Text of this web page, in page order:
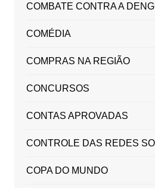
COMBATE CONTRA A
COMÉDIA
COMPRAS NA REGIÃO
CONCURSOS
CONTAS APROVADAS
CONTROLE DAS REDES
COPA DO MUNDO